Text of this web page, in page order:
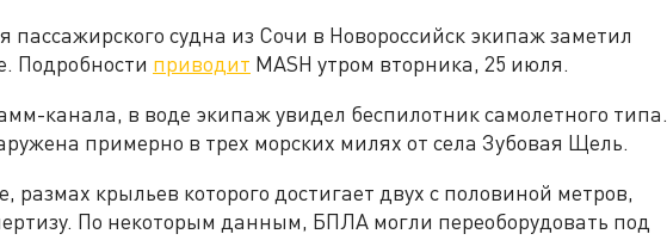
судна из Сочи в Новороссийск экипаж заметил
Подробности приводит MASH утром вторника, 25 июля.
канала, в воде экипаж увидел беспилотник самолетного типа.
примерно в трех морских милях от села Зубовая Щель.
размах крыльев которого достигает двух с половиной метров,
По некоторым данным, БПЛА могли переоборудовать под